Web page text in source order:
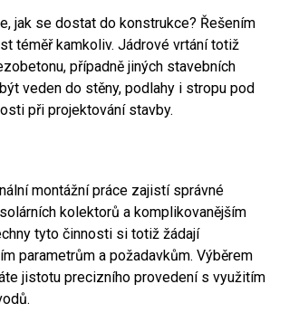
jak se dostat do konstrukce? Řešením
téměř kamkoliv. Jádrové vrtání totiž
případně jiných stavebních
veden do stěny, podlahy i stropu pod
při projektování stavby.
montážní práce zajistí správné
kolektorů a komplikovanějším
tyto činnosti si totiž žádají
parametrům a požadavkům. Výběrem
jistotu precizního provedení s využitím